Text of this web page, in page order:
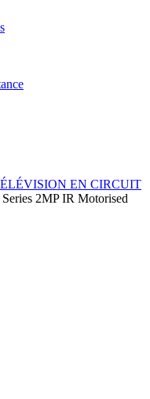
EN CIRCUIT
2MP IR Motorised